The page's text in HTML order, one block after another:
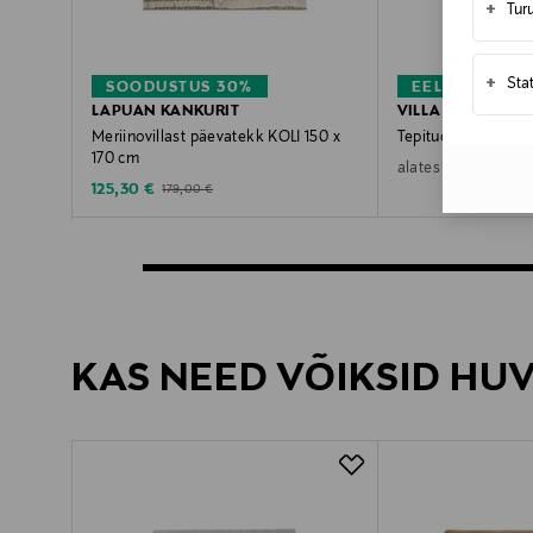
+
+
SOODUSTUS 30%
LAPUAN KANKURIT
Meriinovillast päevatekk KOLI 150 x
170 cm
Discounted Price
125,30 € Original Price
179,00 €
EELIS
VILLA
Tepitud siidist
alates
KAS NEED VÕIKSID